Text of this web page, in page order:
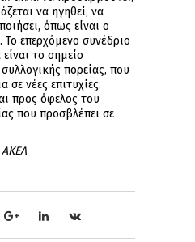
να ηγηθεί, να
όπως είναι ο
Το επερχόμενο συνέδριο
το σημείο
πορείας, που
νέες επιτυχίες.
προς όφελος του
που προσβλέπει σε